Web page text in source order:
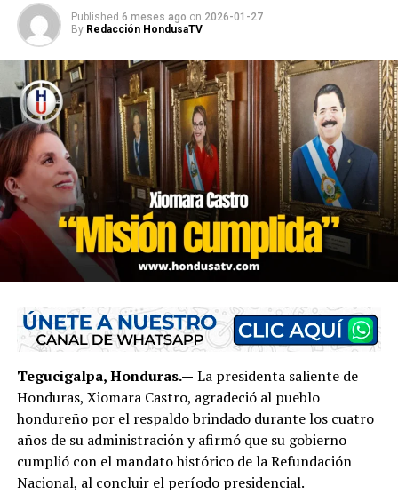
Published 6 meses ago on 2026-01-27
By Redacción HondusaTV
Tegucigalpa, Honduras.— La presidenta saliente de
Honduras, Xiomara Castro, agradeció al pueblo
hondureño por el respaldo brindado durante los cuatro
años de su administración y afirmó que su gobierno
cumplió con el mandato histórico de la Refundación
Nacional, al concluir el período presidencial.